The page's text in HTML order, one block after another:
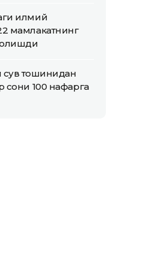
илмий
мамлакатнинг
олишди
тошқинидан
сони 100 нафарга